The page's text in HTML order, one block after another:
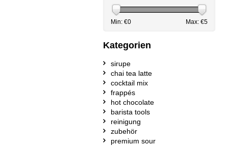
Min: €0 Max: €5
Kategorien
sirupe
chai tea latte
cocktail mix
frappés
hot chocolate
barista tools
reinigung
zubehör
premium sour